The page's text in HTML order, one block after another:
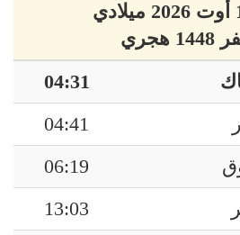
04:31
04:41
06:19
13:03